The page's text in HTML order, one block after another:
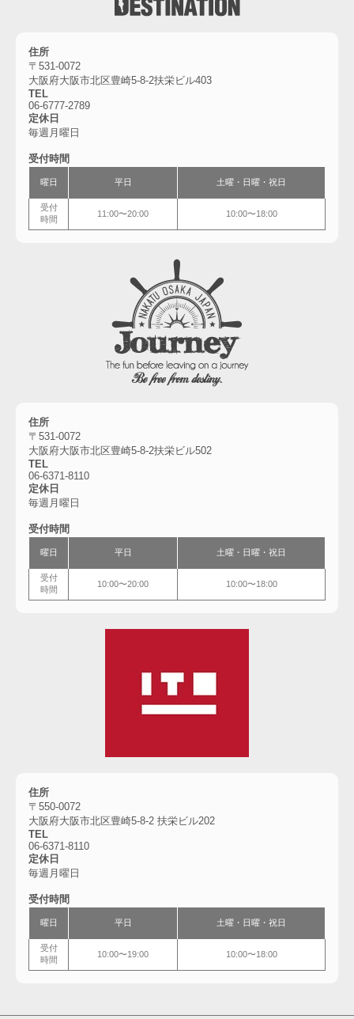
住所
〒531-0072
大阪府大阪市北区豊崎5-8-2扶栄ビル403
TEL
06-6777-2789
定休日
毎週月曜日
受付時間
曜日 平日 土曜・ 日曜・祝日
受付
時間
11:00〜20:00 10:00〜18:00
住所
〒531-0072
大阪府大阪市北区豊崎5-8-2扶栄ビル502
TEL
06-6371-8110
定休日
毎週月曜日
受付時間
曜日 平日 土曜・ 日曜・祝日
受付
時間
10:00〜20:00 10:00〜18:00
住所
〒550-0072
大阪府大阪市北区豊崎5-8-2 扶栄ビル202
TEL
06-6371-8110
定休日
毎週月曜日
受付時間
曜日 平日 土曜・日曜・祝日
受付
時間
10:00〜19:00 10:00〜18:00